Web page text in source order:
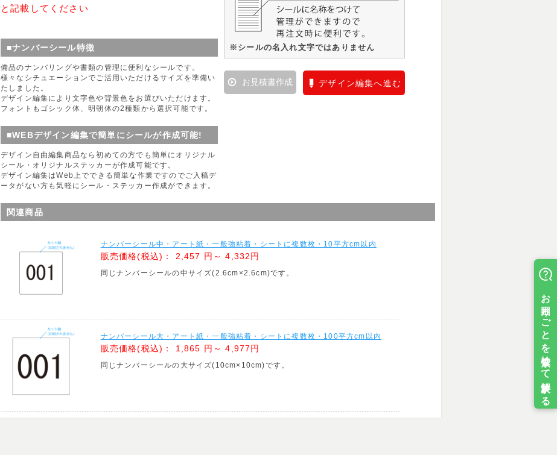
と記載してください
■ナンバーシール特徴
備品のナンバリングや書類の管理に便利なシールです。
様々なシチュエーションでご活用いただけるサイズを準備い
たしました。
デザイン編集により文字色や背景色をお選びいただけます。
フォントもゴシック体、明朝体の2種類から選択可能です。
■WEBデザイン編集で簡単にシールが作成可能!
デザイン自由編集商品なら初めての方でも簡単にオリジナル
シール・オリジナルステッカーが作成可能です。
デザイン編集はWeb上でできる簡単な作業ですのでご入稿デ
ータがない方も気軽にシール・ステッカー作成ができます。
※シールの名入れ文字ではありません
お見積書作成 デザイン編集へ進む
関連商品
ナンバーシール中・アート紙・一般強粘着・シートに複数枚・10平方cm以内
販売価格(税込)： 2,457 円～ 4,332円
同じナンバーシールの中サイズ(2.6cm×2.6cm)です。
ナンバーシール大・アート紙・一般強粘着・シートに複数枚・100平方cm以内
販売価格(税込)： 1,865 円～ 4,977円
同じナンバーシールの大サイズ(10cm×10cm)です。